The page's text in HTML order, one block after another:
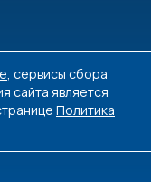
, сервисы сбора
сайта является
Политика